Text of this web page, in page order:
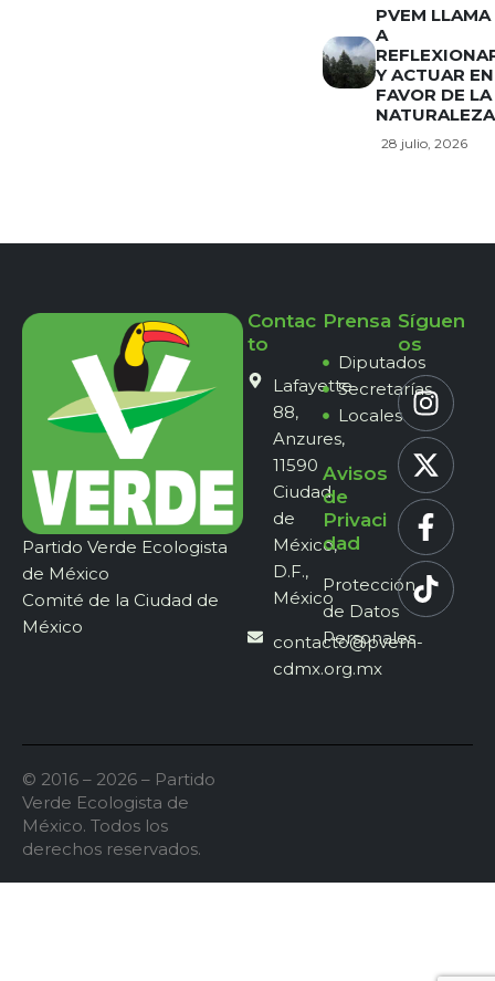
PVEM LLAMA
A
Y ACTUAR EN
FAVOR DE LA
NATURALEZA
28 julio, 2026
Partido Verde Ecologista
de México
Comité de la Ciudad de
México
Contac
to
Lafayette
88,
Anzures,
11590
Ciudad
de
México,
D.F.,
México
contacto@pvem-
cdmx.org.mx
Prensa
Diputados
Secretarías
Locales
Avisos
de
Privaci
dad
Protección
de Datos
Personales
Síguen
os
© 2016 – 2026 – Partido
Verde Ecologista de
México. Todos los
derechos reservados.